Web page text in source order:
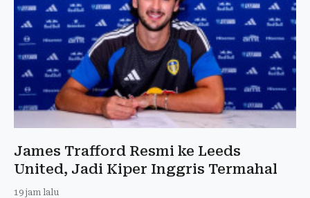
James Trafford Resmi ke Leeds
United, Jadi Kiper Inggris Termahal
19 jam lalu